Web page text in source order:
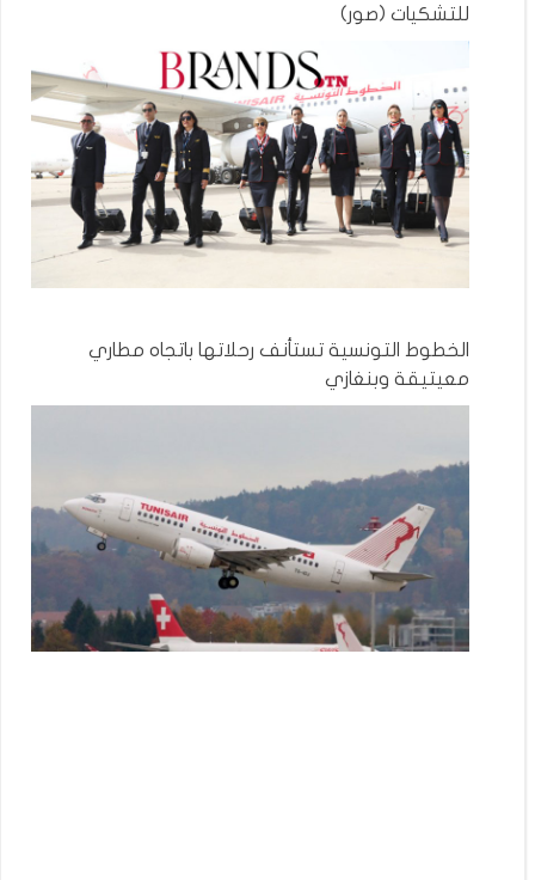
للتشكيات (صور)
الخطوط التونسية تستأنف رحلاتها باتجاه مطاري
معيتيقة وبنغازي